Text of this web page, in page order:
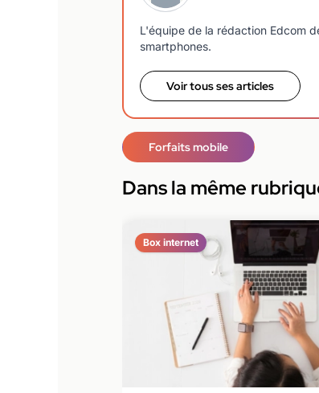
L'équipe de la rédaction Edcom
smartphones.
Voir tous ses articles
Forfaits mobile
Dans la même
Box internet